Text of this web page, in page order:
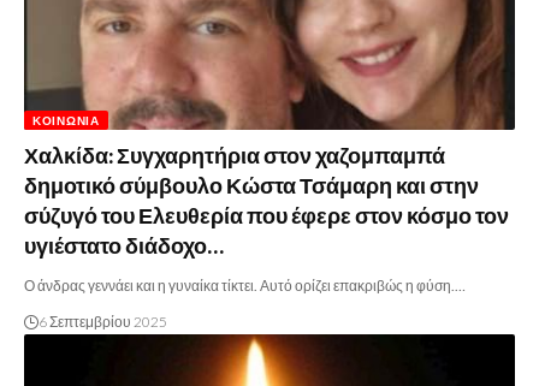
ΚΟΙΝΩΝΊΑ
Χαλκίδα: Συγχαρητήρια στον χαζομπαμπά
δημοτικό σύμβουλο Κώστα Τσάμαρη και στην
σύζυγό του Ελευθερία που έφερε στον κόσμο τον
υγιέστατο διάδοχο…
Ο άνδρας γεννάει και η γυναίκα τίκτει. Αυτό ορίζει επακριβώς η φύση.…
6 Σεπτεμβρίου 2025